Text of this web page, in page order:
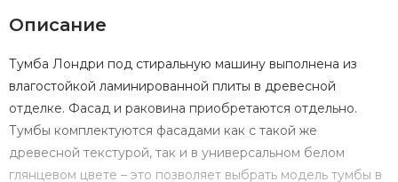
Описание
Тумба Лондри под стиральную машину выполнена из
влагостойкой ламинированной плиты в древесной
отделке. Фасад и раковина приобретаются отдельно.
Тумбы комплектуются фасадами как с такой же
древесной текстурой, так и в универсальном белом
глянцевом цвете – это позволяет выбрать модель тумбы в